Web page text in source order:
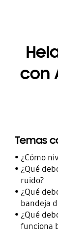
con
Temas
¿Cómo
¿Qué
ruido?
¿Qué
bandeja
¿Qué
funciona